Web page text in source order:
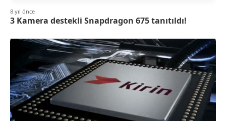
8 yıl önce
3 Kamera destekli Snapdragon 675 tanıtıldı!